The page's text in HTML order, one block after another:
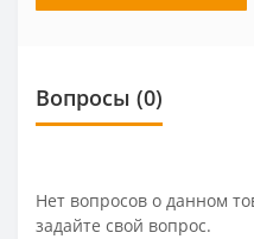
Вопросы (0)
Нет вопросов о данном
задайте свой вопрос.